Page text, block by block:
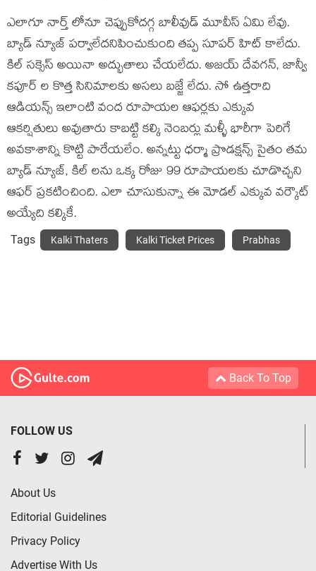
ఎలాగూ నార్త్ లోనూ చెప్పుకోదగ్గ బాలీవుడ్ మూవీస్ ఏమి లేవు.
బ్యాడ్ న్యూజ్ పర్వాలేదనిపించుకుంది తప్ప సూపర్ హిట్ కాలేదు.
కిల్ సక్సెస్ అయినా అద్భుతాలు చేయలేదు. అజయ్ దేవగన్, జాన్వీ
కపూర్ ల కొత్త సినిమాలకు అసలు బజ్జే లేదు. సో ఉత్తరాది
ఆడియన్స్ ఇలాంటి వంద రూపాయల ఆఫర్లకు ఎక్కువ
ఆకర్షితులు అవుతారు కాబట్టి కల్కి నెంబర్లు మళ్ళీ భారీగా పెరిగే
అవకాశాన్ని కొట్టి పారేయలేం. అన్నట్టు ధర్మా ప్రొడక్షన్స్ సైతం తమ
బ్యాడ్ న్యూజ్, కిల్ లను ఒక్క రోజు 99 రూపాయలకు చూడొచ్చని
ఆఫర్ ప్రకటించింది. ఎలా చూసుకున్నా ఈ మోడల్ ఎక్కువ వర్కౌట్
అయ్యేది కల్కికే.
Tags Kalki Thaters Kalki Ticket Prices Prabhas
Back To Top
FOLLOW US
About Us
Editorial Guidelines
Privacy Policy
Advertise With Us